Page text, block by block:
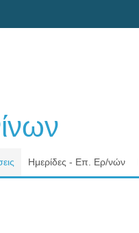
Ημερίδες - Επ. Ερ/νών